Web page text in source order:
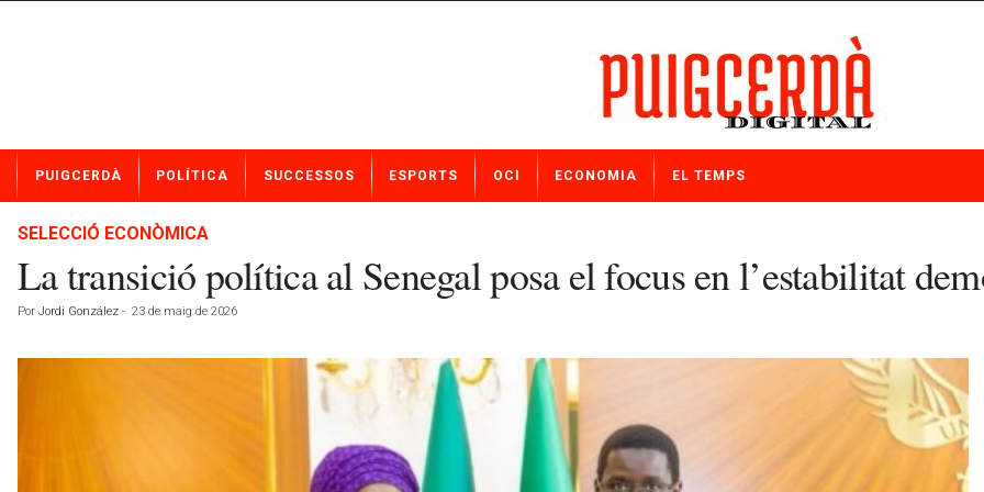
t
PUIGCERDÀ POLÍTICA SUCCESSOS ESPORTS OCI ECONOMIA EL TEMPS
SELECCIÓ ECONÒMICA
La transició política al Senegal posa el focus en l’estabilitat
Por Jordi González - 23 de maig de 2026